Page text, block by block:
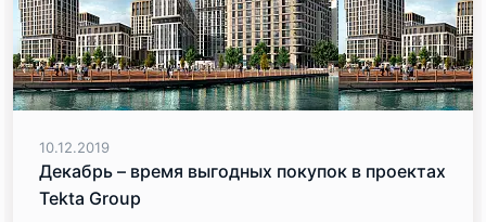
10.12.2019
Декабрь – время выгодных покупок в проектах
Tekta Group